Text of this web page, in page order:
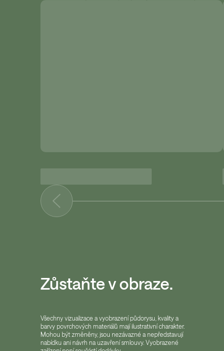
Zůstaňte v obraze.
Všechny vizualizace a vyobrazení půdorysu, kvality a
barvy povrchových materiálů mají ilustrativní charakter.
Mohou být změněny, jsou nezávazné a nepředstavují
nabídku ani návrh na uzavření smlouvy. Vyobrazené